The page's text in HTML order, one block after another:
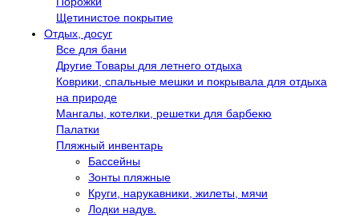
Щетинистое покрытие
Отдых, досуг
Все для бани
Другие Товары для летнего отдыха
Коврики, спальные мешки и покрывала для отдыха
на природе
Мангалы, котелки, решетки для барбекю
Палатки
Пляжный инвентарь
Бассейны
Зонты пляжные
Круги, нарукавники, жилеты, мячи
Лодки надув.